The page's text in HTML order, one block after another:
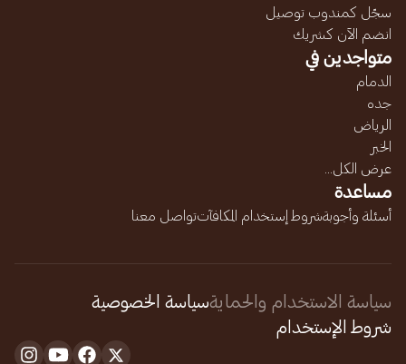
سجّل كمندوب توصيل
انضم الآن كشريك
متواجدين في
الدمام
جده
الرياض
الخبر
عرض الكل...
مساعدة
أسئلة وأجوبةشروط إستخدام المكافآتتواصل معنا
سياسة الاستخدام والحمايةسياسة الخصوصية
شروط الإستخدام